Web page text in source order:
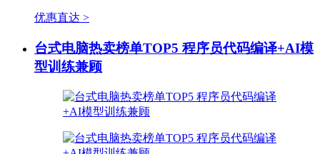
优惠直达 >
台式电脑热卖榜单TOP5 程序员代码编译+AI模
型训练兼顾